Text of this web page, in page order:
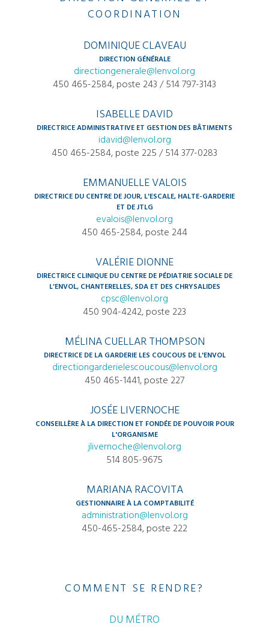
COORDINATION
DOMINIQUE CLAVEAU
DIRECTION GÉNÉRALE
directiongenerale@lenvol.org
450 465-2584, poste 243 / 514 797-3143
ISABELLE DAVID
DIRECTRICE ADMINISTRATIVE ET GESTION DES BÂTIMENTS
idavid@lenvol.org
450 465-2584, poste 225 / 514 377-0283
EMMANUELLE VALOIS
DIRECTRICE DU CENTRE DE JOUR, L'ESCALE, HALTE-GARDERIE
ET DE JTLG
evalois@lenvol.org
450 465-2584, poste 244
VALÉRIE DIONNE
DIRECTRICE CLINIQUE DU CENTRE DE PÉDIATRIE SOCIALE DE
L’ENVOL, CHANTERELLES, SDA ET DES CHRYSALIDES
cpsc@lenvol.org
450 904-4242, poste 223
MÉLINA CUELLAR THOMPSON
DIRECTRICE DE LA GARDERIE LES COUCOUS DE L'ENVOL
directiongarderielescoucous@lenvol.org
450 465-1441, poste 227
JOSÉE LIVERNOCHE
CONSEILLÈRE À LA DIRECTION ET FONDÉE DE POUVOIR POUR
L'ORGANISME
jlivernoche@lenvol.org
514 805-9675
MARIANA RACOVITA
GESTIONNAIRE À LA COMPTABILITÉ
administration@lenvol.org
450-465-2584, poste 222
COMMENT SE RENDRE?
DU MÉTRO